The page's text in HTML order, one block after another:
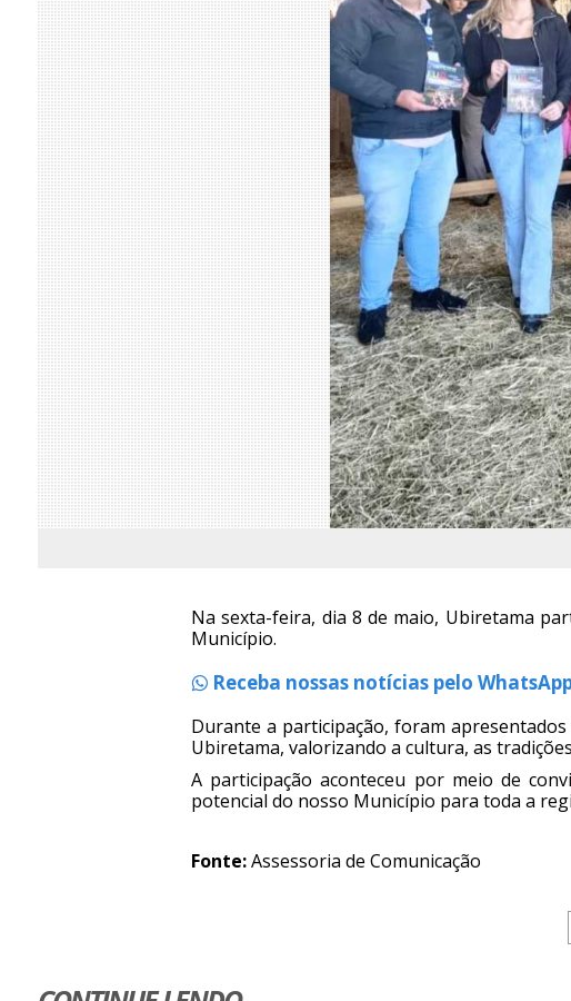
Na sexta-feira, dia 8 de maio, Ubiretama
Município.
Receba nossas notícias pelo
Durante a participação, foram
Ubiretama, valorizando a cultura, as
A participação aconteceu por meio de
potencial do nosso Município para toda a
Fonte:Assessoria de Comunicação